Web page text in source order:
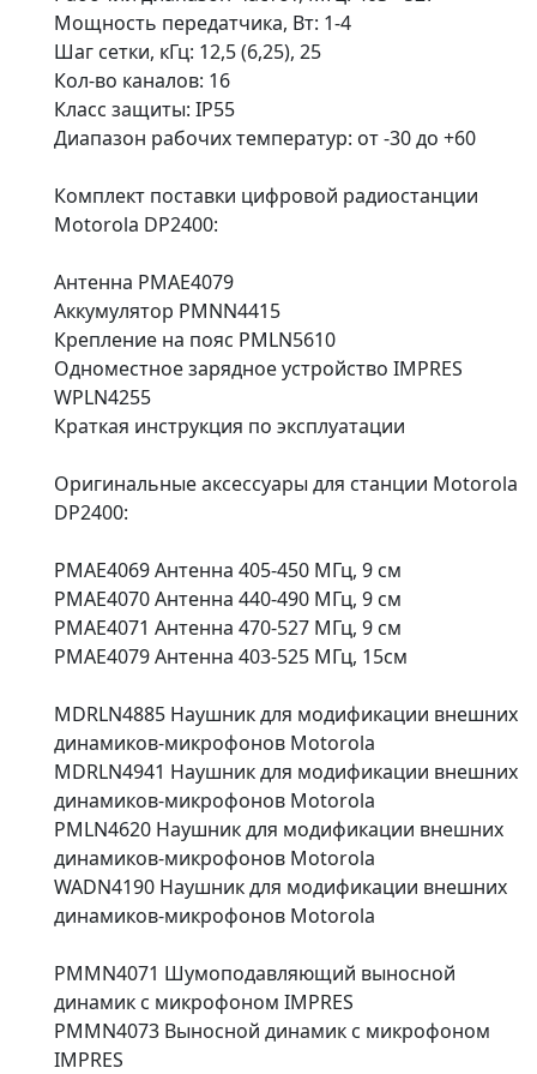
Мощность передатчика, Вт: 1-4
Шаг сетки, кГц: 12,5 (6,25), 25
Кол-во каналов: 16
Класс защиты: IP55
Диапазон рабочих температур: от -30 до +60
Комплект поставки цифровой радиостанции
Motorola DP2400:
Антенна PMAE4079
Аккумулятор PMNN4415
Крепление на пояс PMLN5610
Одноместное зарядное устройство IMPRES
WPLN4255
Краткая инструкция по эксплуатации
Оригинальные аксессуары для станции Motorola
DP2400:
PMAE4069 Антенна 405-450 МГц, 9 см
PMAE4070 Антенна 440-490 МГц, 9 см
PMAE4071 Антенна 470-527 МГц, 9 см
PMAE4079 Антенна 403-525 МГц, 15см
MDRLN4885 Наушник для модификации внешних
динамиков-микрофонов Motorola
MDRLN4941 Наушник для модификации внешних
динамиков-микрофонов Motorola
PMLN4620 Наушник для модификации внешних
динамиков-микрофонов Motorola
WADN4190 Наушник для модификации внешних
динамиков-микрофонов Motorola
PMMN4071 Шумоподавляющий выносной
динамик с микрофоном IMPRES
PMMN4073 Выносной динамик с микрофоном
IMPRES